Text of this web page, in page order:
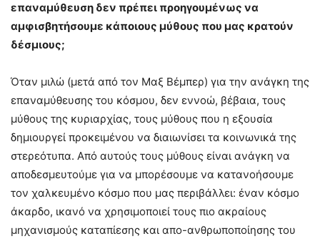
επαναμύθευση δεν πρέπει προηγουμένως να
αμφισβητήσουμε κάποιους μύθους που μας κρατούν
δέσμιους;
Όταν μιλώ (μετά από τον Μαξ Βέμπερ) για την ανάγκη της
επαναμύθευσης του κόσμου, δεν εννοώ, βέβαια, τους
μύθους της κυριαρχίας, τους μύθους που η εξουσία
δημιουργεί προκειμένου να διαιωνίσει τα κοινωνικά της
στερεότυπα. Από αυτούς τους μύθους είναι ανάγκη να
αποδεσμευτούμε για να μπορέσουμε να κατανοήσουμε
τον χαλκευμένο κόσμο που μας περιβάλλει: έναν κόσμο
άκαρδο, ικανό να χρησιμοποιεί τους πιο ακραίους
μηχανισμούς καταπίεσης και απο-ανθρωποποίησης του